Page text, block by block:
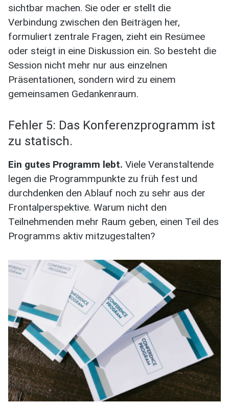
sichtbar machen. Sie oder er stellt die
Verbindung zwischen den Beiträgen her,
formuliert zentrale Fragen, zieht ein Resümee
oder steigt in eine Diskussion ein. So besteht die
Session nicht mehr nur aus einzelnen
Präsentationen, sondern wird zu einem
gemeinsamen Gedankenraum.
Fehler 5: Das Konferenzprogramm ist
zu statisch.
Ein gutes Programm lebt. Viele Veranstaltende
legen die Programmpunkte zu früh fest und
durchdenken den Ablauf noch zu sehr aus der
Frontalperspektive. Warum nicht den
Teilnehmenden mehr Raum geben, einen Teil des
Programms aktiv mitzugestalten?